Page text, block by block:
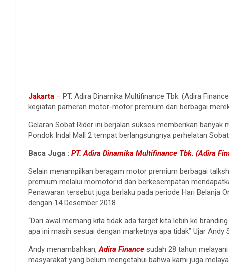
Jakarta – PT. Adira Dinamika Multifinance Tbk. (Adira
kegiatan pameran motor-motor premium dari berbagai
Gelaran Sobat Rider ini berjalan sukses memberikan
Pondok Indal Mall 2 tempat berlangsungnya perhelatan Sobat
Baca Juga : PT. Adira Dinamika Multifinance Tbk. (Adira
Selain menampilkan beragam motor premium berbagai
premium melalui momotor.id dan berkesempatan
Penawaran tersebut juga berlaku pada periode Hari Belanja
dengan 14 Desember 2018.
“Dari awal memang kita tidak ada target kita lebih ke
apa ini masih sesuai dengan marketnya apa tidak” Ujar
Andy menambahkan,Adira Finance sudah 28 tahun
masyarakat yang belum mengetahui bahwa kami juga